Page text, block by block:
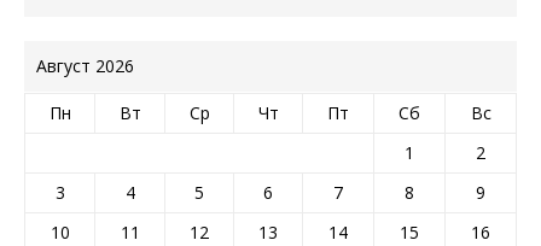
Август 2026
Пн Вт Ср Чт Пт Сб
Вс
1
2
3
4 5 6 7 8
9
10
11 12 13 14 15
16